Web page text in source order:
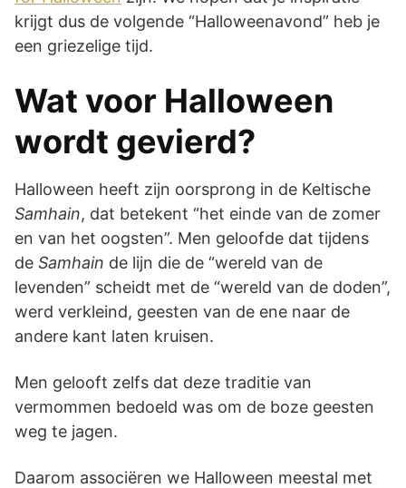
krijgt dus de volgende “Halloweenavond” heb je
een griezelige tijd.
Wat voor Halloween
wordt gevierd?
Halloween heeft zijn oorsprong in de Keltische
Samhain, dat betekent “het einde van de zomer
en van het oogsten”. Men geloofde dat tijdens
de Samhain de lijn die de “wereld van de
levenden” scheidt met de “wereld van de doden”,
werd verkleind, geesten van de ene naar de
andere kant laten kruisen.
Men gelooft zelfs dat deze traditie van
vermommen bedoeld was om de boze geesten
weg te jagen.
Daarom associëren we Halloween meestal met